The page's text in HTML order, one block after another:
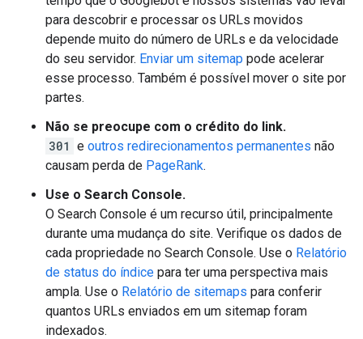
para descobrir e processar os URLs movidos
depende muito do número de URLs e da velocidade
do seu servidor. Enviar um sitemap pode acelerar
esse processo. Também é possível mover o site por
partes.
Não se preocupe com o crédito do link.
301 e outros redirecionamentos permanentes não
causam perda de PageRank.
Use o Search Console.
O Search Console é um recurso útil, principalmente
durante uma mudança do site. Verifique os dados de
cada propriedade no Search Console. Use o Relatório
de status do índice para ter uma perspectiva mais
ampla. Use o Relatório de sitemaps para conferir
quantos URLs enviados em um sitemap foram
indexados.